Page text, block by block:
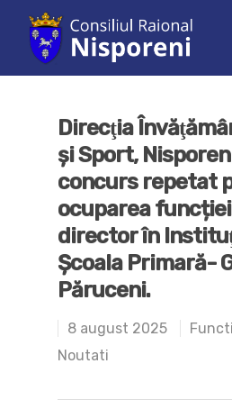
Direcţia
şi Sport,
concurs repetat
ocuparea
director în
Școala Primară-
Păruceni.
8 august 2025
Noutati